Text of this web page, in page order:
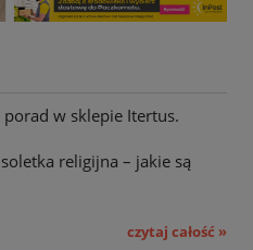
w sklepie Itertus.
religijna – jakie są
czytaj całość »